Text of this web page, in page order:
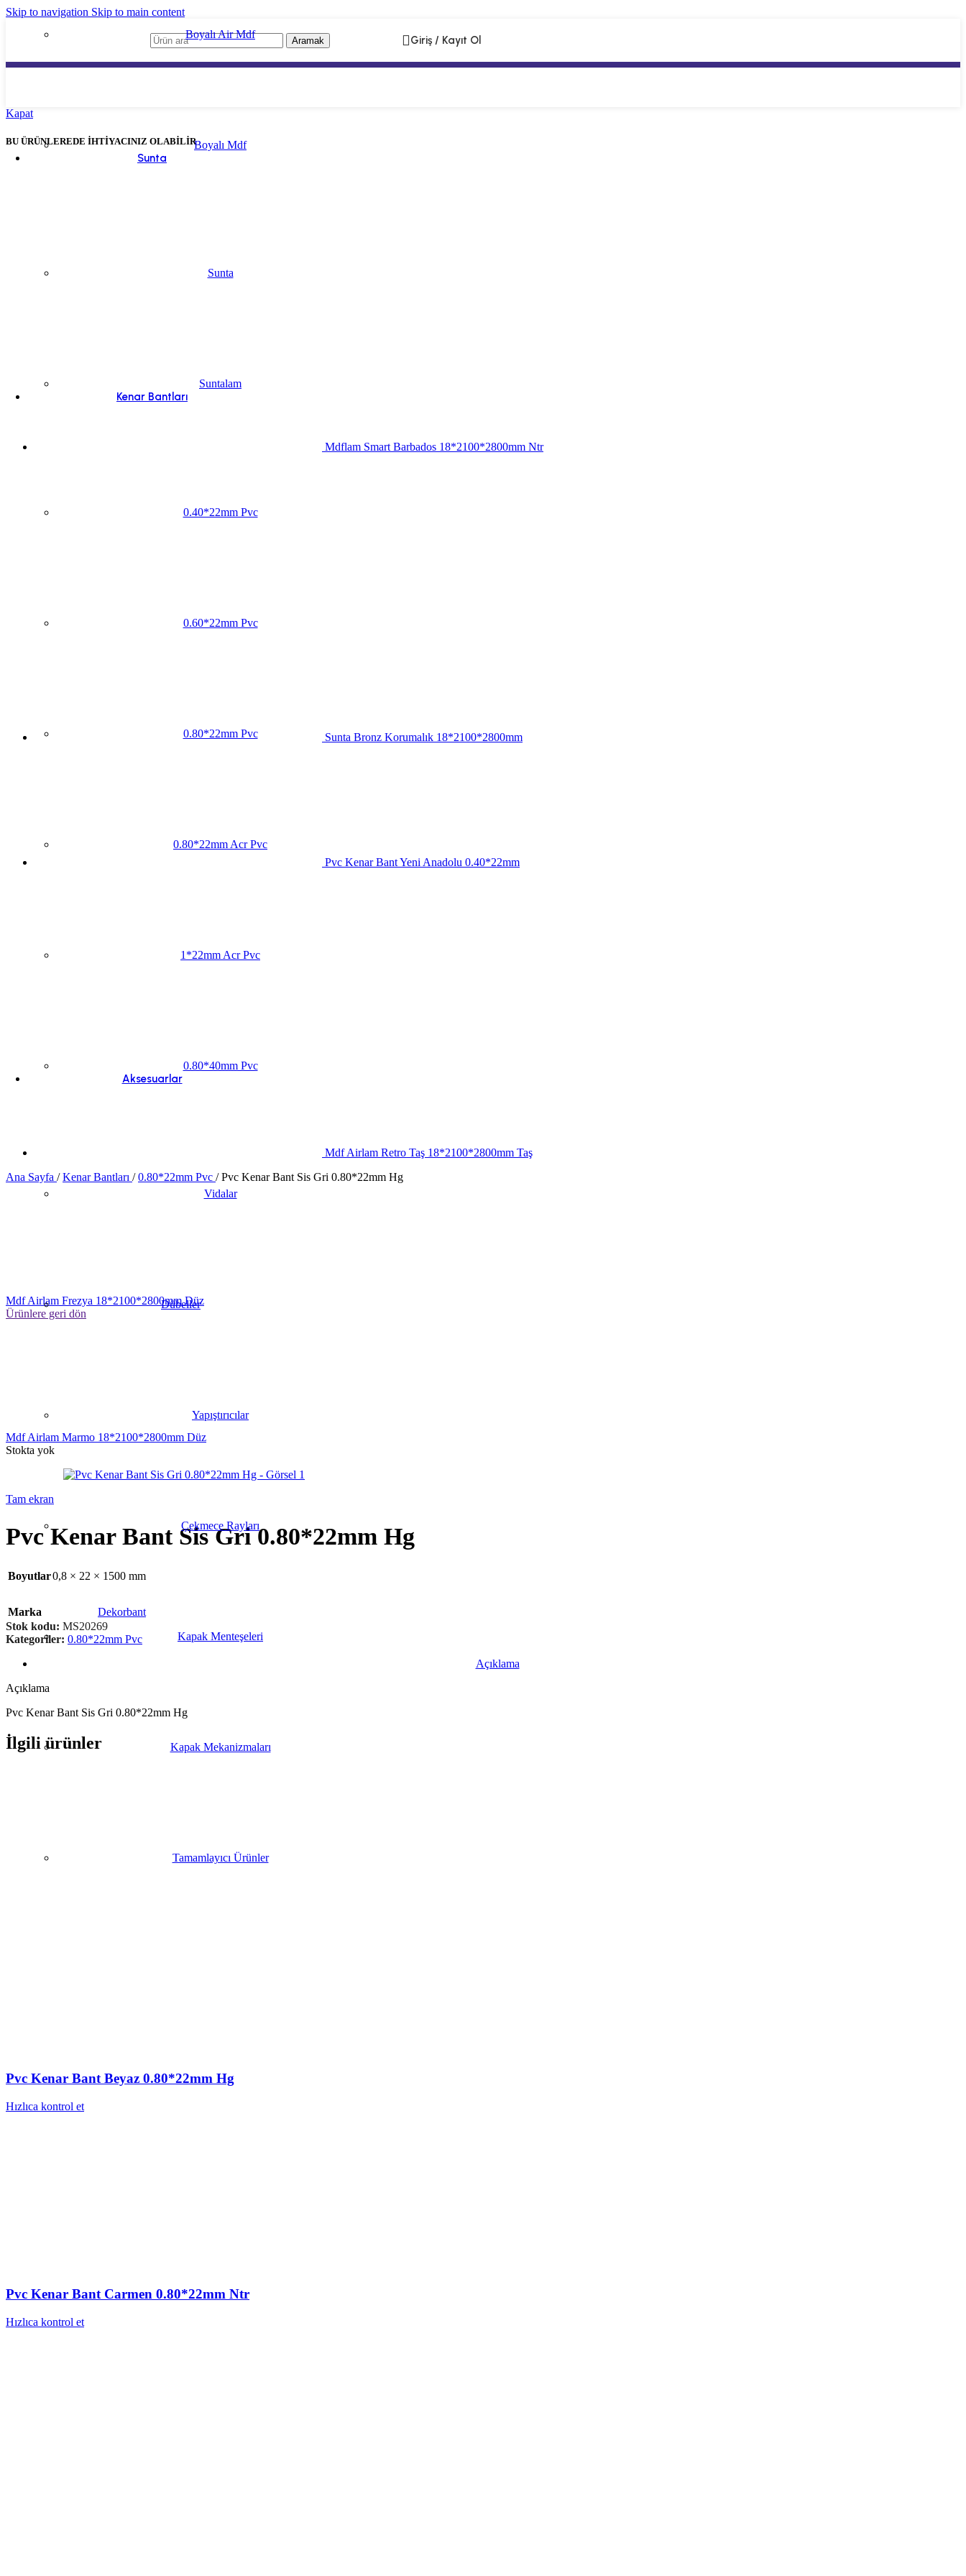
Skip to navigation Skip to main content
Aramak Giriş / Kayıt Ol
Boyalı Air Mdf
Boyalı Mdf
Sunta
Sunta
Suntalam
Kenar Bantları
0.40*22mm Pvc
0.60*22mm Pvc
0.80*22mm Pvc
0.80*22mm Acr Pvc
1*22mm Acr Pvc
0.80*40mm Pvc
Aksesuarlar
Vidalar
Dübeller
Yapıştırıcılar
Çekmece Rayları
Kapak Menteşeleri
Kapak Mekanizmaları
Tamamlayıcı Ürünler
Kapat
BU ÜRÜNLEREDE İHTİYACINIZ OLABİLİR
Mdflam Smart Barbados 18*2100*2800mm Ntr
Sunta Bronz Korumalık 18*2100*2800mm
Pvc Kenar Bant Yeni Anadolu 0.40*22mm
Mdf Airlam Retro Taş 18*2100*2800mm Taş
Ana Sayfa / Kenar Bantları / 0.80*22mm Pvc / Pvc Kenar Bant Sis Gri 0.80*22mm Hg
Mdf Airlam Frezya 18*2100*2800mm Düz
Ürünlere geri dön
Mdf Airlam Marmo 18*2100*2800mm Düz
Stokta yok
Tam ekran
Pvc Kenar Bant Sis Gri 0.80*22mm Hg
Boyutlar0,8 × 22 × 1500 mm
Marka
Dekorbant
Stok kodu: MS20269
Kategoriler: 0.80*22mm Pvc
Açıklama
Açıklama
Pvc Kenar Bant Sis Gri 0.80*22mm Hg
İlgili ürünler
Pvc Kenar Bant Beyaz 0.80*22mm Hg
Hızlıca kontrol et
Pvc Kenar Bant Carmen 0.80*22mm Ntr
Hızlıca kontrol et